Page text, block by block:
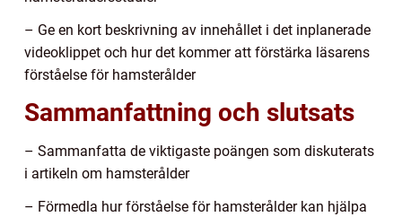
– Ge en kort beskrivning av innehållet i det inplanerade
videoklippet och hur det kommer att förstärka läsarens
förståelse för hamsterålder
Sammanfattning och slutsats
– Sammanfatta de viktigaste poängen som diskuterats
i artikeln om hamsterålder
– Förmedla hur förståelse för hamsterålder kan hjälpa